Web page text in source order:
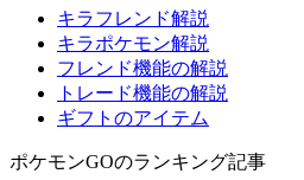
キラフレンド解説
キラポケモン解説
フレンド機能の解説
トレード機能の解説
ギフトのアイテム
ポケモンGOのランキング記事